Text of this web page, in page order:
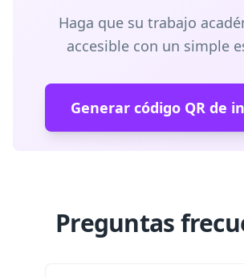
Haga que su trabajo
accesible con un simple
Preguntas